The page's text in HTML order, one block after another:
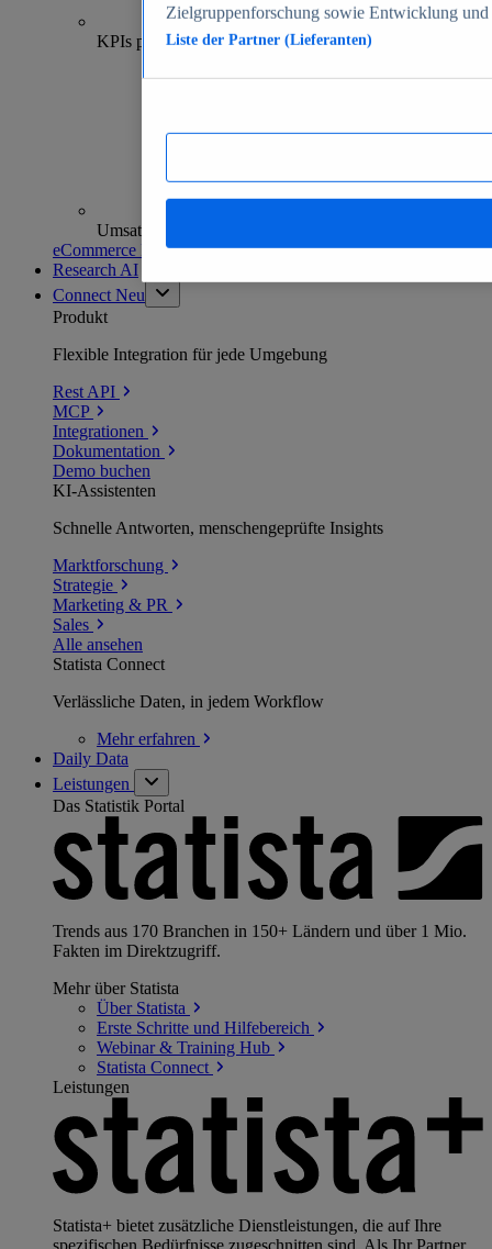
70+
KPIs pro Shop
Umsatzanalysen und -prognosen
eCommerce Insights entdecken
Research AI
Connect Neu
Produkt
Flexible Integration für jede Umgebung
Rest API
MCP
Integrationen
Dokumentation
Demo buchen
KI-Assistenten
Schnelle Antworten, menschengeprüfte Insights
Marktforschung
Strategie
Marketing & PR
Sales
Alle ansehen
Statista Connect
Verlässliche Daten, in jedem Workflow
Mehrerfahren
Daily Data
Leistungen
Das Statistik Portal
Trends aus 170 Branchen in 150+ Ländern und über 1 Mio.
Fakten im Direktzugriff.
Mehr über Statista
Über Statista
Erste Schritte und Hilfebereich
Webinar & Training Hub
Statista Connect
Leistungen
Statista+ bietet zusätzliche Dienstleistungen, die auf Ihre
spezifischen Bedürfnisse zugeschnitten sind. Als Ihr Partner
Zielgruppenforschung sowie Entwicklung
Liste der Partner (Lieferanten)